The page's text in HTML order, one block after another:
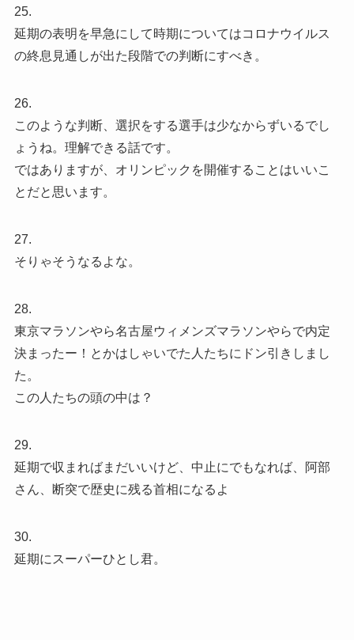
25.
延期の表明を早急にして時期についてはコロナウイルス
の終息見通しが出た段階での判断にすべき。
26.
このような判断、選択をする選手は少なからずいるでし
ょうね。理解できる話です。
ではありますが、オリンピックを開催することはいいこ
とだと思います。
27.
そりゃそうなるよな。
28.
東京マラソンやら名古屋ウィメンズマラソンやらで内定
決まったー！とかはしゃいでた人たちにドン引きしまし
た。
この人たちの頭の中は？
29.
延期で収まればまだいいけど、中止にでもなれば、阿部
さん、断突で歴史に残る首相になるよ
30.
延期にスーパーひとし君。